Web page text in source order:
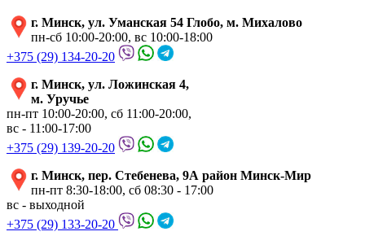
г. Минск, ул. Уманская 54 Глобо, м. Михалово
пн-сб 10:00-20:00, вс 10:00-18:00
+375 (29) 134-20-20
г. Минск, ул. Ложинская 4,
м. Уручье
пн-пт 10:00-20:00, сб 11:00-20:00,
вс - 11:00-17:00
+375 (29) 139-20-20
г. Минск, пер. Стебенева, 9А район Минск-Мир
пн-пт 8:30-18:00, сб 08:30 - 17:00
вс - выходной
+375 (29) 133-20-20